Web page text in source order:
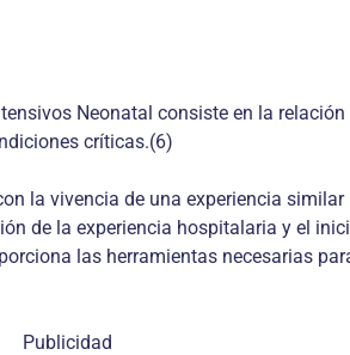
Neonatal consiste en la
críticas.(6)
la vivencia de una expe­riencia
de la experiencia hospitala­ria y el
las herramientas necesa­rias
Publicidad